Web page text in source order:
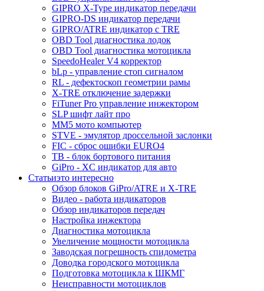
GIPRO X-Type индикатор передачи
GIPRO-DS индикатор передачи
GIPRO/ATRE индикатор с TRE
OBD Tool диагностика лодок
OBD Tool диагностика мотоцикла
SpeedoHealer V4 корректор
bLp - управление стоп сигналом
RL - дефектоскоп геометрии рамы
X-TRE отключение задержки
FiTuner Pro управление инжектором
SLP шифт лайт про
MM5 мото компьютер
STVE - эмулятор дроссельной заслонки
FIC - сброс ошибки EURO4
TB - блок бортового питания
GiPro - XC индикатор для авто
Статьиэто интересно
Обзор блоков GiPro/ATRE и X-TRE
Видео - работа индикаторов
Обзор индикаторов передач
Настройка инжектора
Диагноcтика мотоцикла
Увеличение мощности мотоцикла
Заводская погрешность спидометра
Доводка городского мотоцикла
Подготовка мотоцикла к ШКМГ
Неисправности мотоциклов